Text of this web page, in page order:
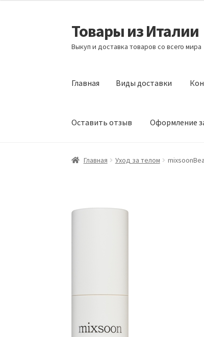
Перейти
к
навигации
Перейти
к
содержимому
Товары из Италии
Выкуп и доставка товаров со всего мира
Главная Виды доставки
Оставить отзыв Оформление
Главная Виды доставки Контакты
Главная Уход за телом